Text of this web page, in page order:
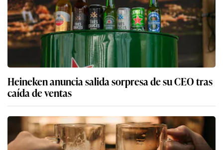
Heineken anuncia salida sorpresa de su CEO tras
caída de ventas